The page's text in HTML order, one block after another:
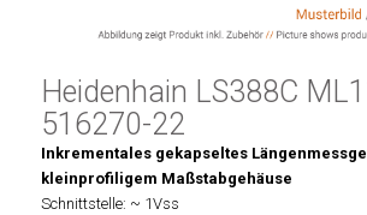
Heidenhain LS388C
516270-22
Inkrementales gekapseltes
kleinprofiligem Maßstabgehäuse
Schnittstelle: ~ 1Vss